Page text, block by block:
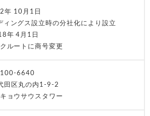
年 10月1日
ングス設立時の分社化により設立
年 4月1日
ルートに商号変更
6640
田区丸の内1-9-2
ョウサウスタワー